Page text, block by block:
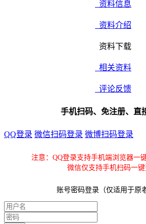
资料信息
资料介绍
资料下载
相关资料
评论反馈
手机扫码、免注册、直
QQ登录 微信扫码登录 微博扫码登录
注意：QQ登录支持手机端浏览器一
微信仅支持手机扫码一
账号密码登录（仅适用于原